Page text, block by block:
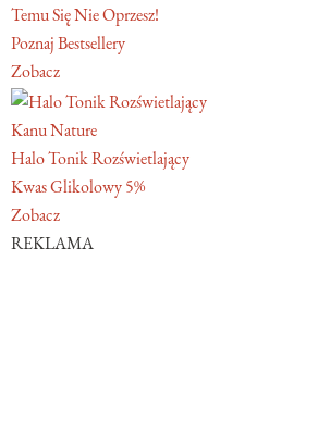
Temu Się Nie Oprzesz!
Poznaj Bestsellery
Zobacz
Kanu Nature
Halo Tonik Rozświetlający
Kwas Glikolowy 5%
Zobacz
REKLAMA